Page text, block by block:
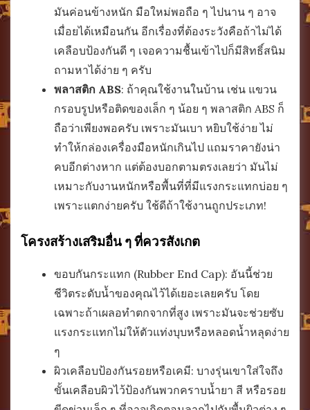
มันค่อนข้างหนัก มือใหม่พอถือ ๆ ไปนาน ๆ อาจ
เมื่อยได้เหมือนกัน อีกเรื่องที่ต้องระวังคือถ้าไม่ได้
เคลือบป้องกันดี ๆ เจอความชื้นเข้าไปก็มีสิทธิ์สนิม
ถามหาได้ง่าย ๆ ครับ
พลาสติก ABS: ถ้าคุณใช้งานในบ้าน เช่น แขวน
กรอบรูปหรือติดของเล็ก ๆ น้อย ๆ พลาสติก ABS ก็
ถือว่าเพียงพอครับ เพราะมันเบา หยิบใช้ง่าย ไม่
ทำให้กล่องเครื่องมือหนักเกินไป แถมราคายังน่า
คบอีกต่างหาก แต่ต้องบอกตามตรงเลยว่า มันไม่
เหมาะกับงานหนักหรือพื้นที่ที่มีแรงกระแทกบ่อย ๆ
เพราะแตกง่ายครับ ใช้ดีถ้าใช้งานถูกประเภท!
โครงสร้างเสริมอื่น ๆ ที่ควรสังเกต
ขอบกันกระแทก (Rubber End Cap): อันนี้ช่วย
ชีวิตระดับน้ำของคุณไว้ได้เยอะเลยครับ โดย
เฉพาะถ้าเผลอทำตกจากที่สูง เพราะมันจะช่วยซับ
แรงกระแทกไม่ให้ตัวแท่งบุบหรือหลอดน้ำหลุดง่าย
ๆ
ผิวเคลือบป้องกันรอยหรือเคมี: บางรุ่นเขาใส่ใจถึง
ขั้นเคลือบผิวไว้ป้องกันพวกคราบน้ำยา สี หรือรอย